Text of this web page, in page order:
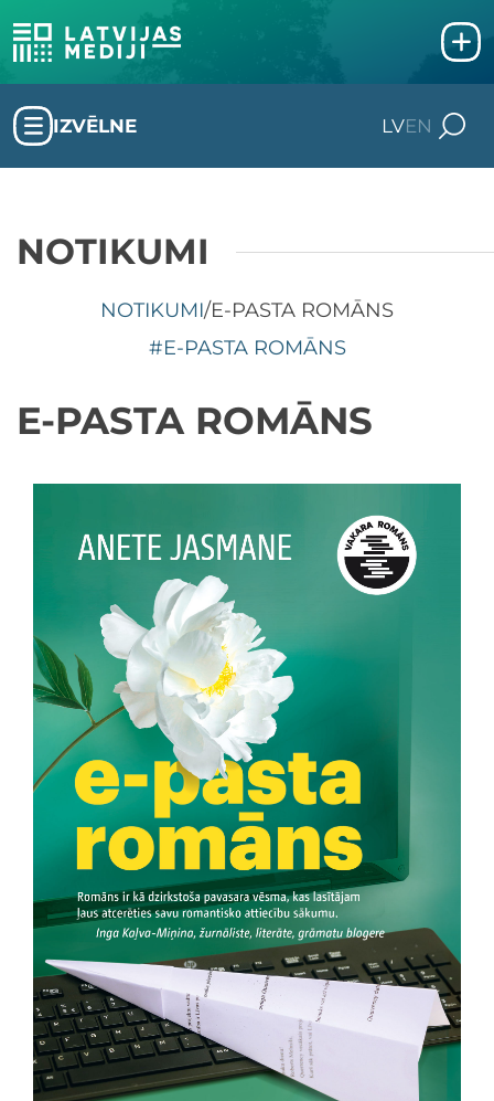
IZVĒLNE LVEN
NOTIKUMI
NOTIKUMI/E-PASTA ROMĀNS
#E-PASTA ROMĀNS
E-PASTA ROMĀNS